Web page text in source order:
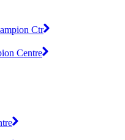
Ctr
Centre